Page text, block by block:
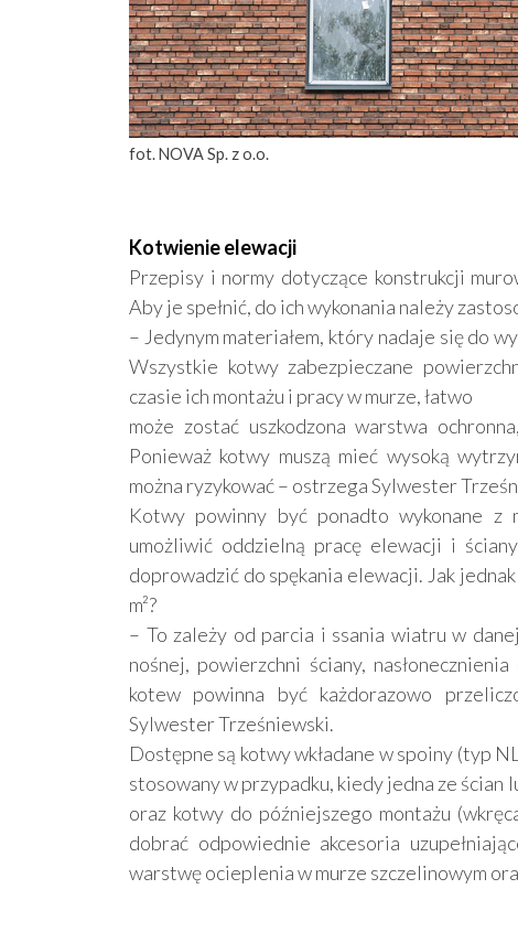
fot. NOVA Sp. z o.o.
Kotwienie elewacji
Przepisy i normy dotyczące konstrukcji
Aby je spełnić, do ich wykonania należy
– Jedynym materiałem, który nadaje się do
Wszystkie kotwy zabezpieczane
czasie ich montażu i pracy w murze, łatwo
może zostać uszkodzona warstwa
Ponieważ kotwy muszą mieć wysoką
można ryzykować – ostrzega Sylwester
Kotwy powinny być ponadto wykonane z
umożliwić oddzielną pracę elewacji i
doprowadzić do spękania elewacji. Jak
m²?
– To zależy od parcia i ssania wiatru w
nośnej, powierzchni ściany,
kotew powinna być każdorazowo
Sylwester Trześniewski.
Dostępne są kotwy wkładane w spoiny (typ
stosowany w przypadku, kiedy jedna ze ścian
oraz kotwy do późniejszego montażu
dobrać odpowiednie akcesoria
warstwę ocieplenia w murze szczelinowym